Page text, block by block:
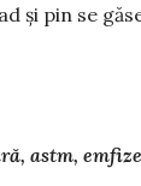
și pin se
astm,